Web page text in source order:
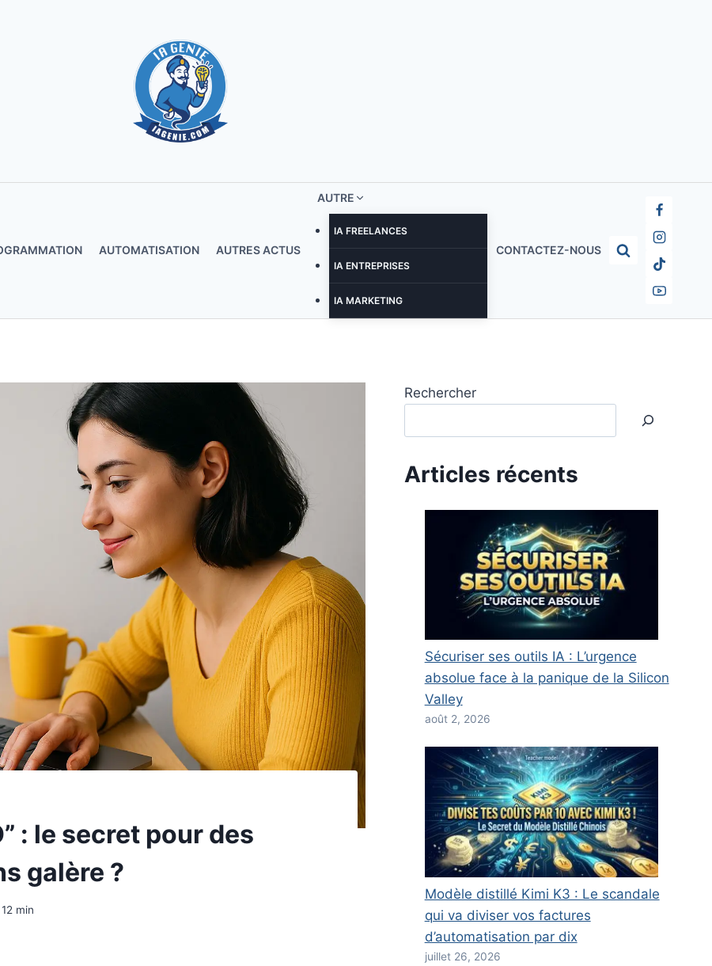
AUTOMATISATION AUTRES ACTUS
AUTRE
IA FREELANCES
IA ENTREPRISES
IA MARKETING
CONTACTEZ-NOUS
: le secret pour des
galère ?
12 min
Rechercher
Articles récents
Sécuriser ses outils IA : L’urgence
absolue face à la panique de la Silicon
Valley
août 2, 2026
Modèle distillé Kimi K3 : Le scandale
qui va diviser vos factures
d’automatisation par dix
juillet 26, 2026